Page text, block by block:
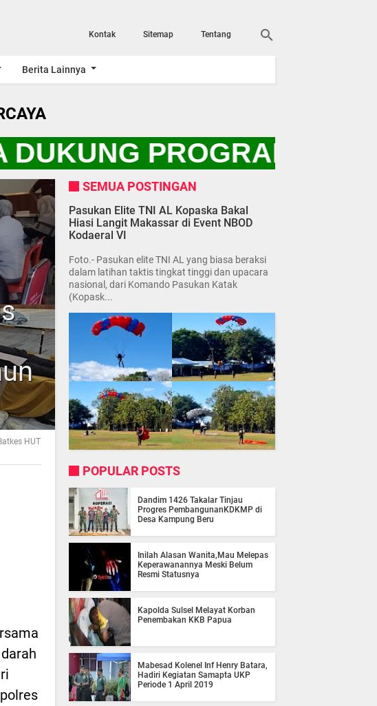
Kontak Sitemap Tentang
Berita Lainnya
PROGRAM
HUT
SEMUA POSTINGAN
Pasukan Elite TNI AL Kopaska Bakal
Hiasi Langit Makassar di Event NBOD
Kodaeral VI
Foto.- Pasukan elite TNI AL yang biasa beraksi
dalam latihan taktis tingkat tinggi dan upacara
nasional, dari Komando Pasukan Katak
(Kopask...
POPULAR POSTS
Dandim 1426 Takalar Tinjau
Progres PembangunanKDKMP di
Desa Kampung Beru
Inilah Alasan Wanita,Mau Melepas
Keperawanannya Meski Belum
Resmi Statusnya
Kapolda Sulsel Melayat Korban
Penembakan KKB Papua
Mabesad Kolenel Inf Henry Batara,
Hadiri Kegiatan Samapta UKP
Periode 1 April 2019